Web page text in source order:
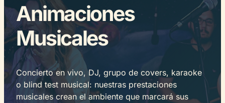
Animaciones
Musicales
Concierto en vivo, DJ, grupo de covers, karaoke
o blind test musical: nuestras prestaciones
musicales crean el ambiente que marcará sus